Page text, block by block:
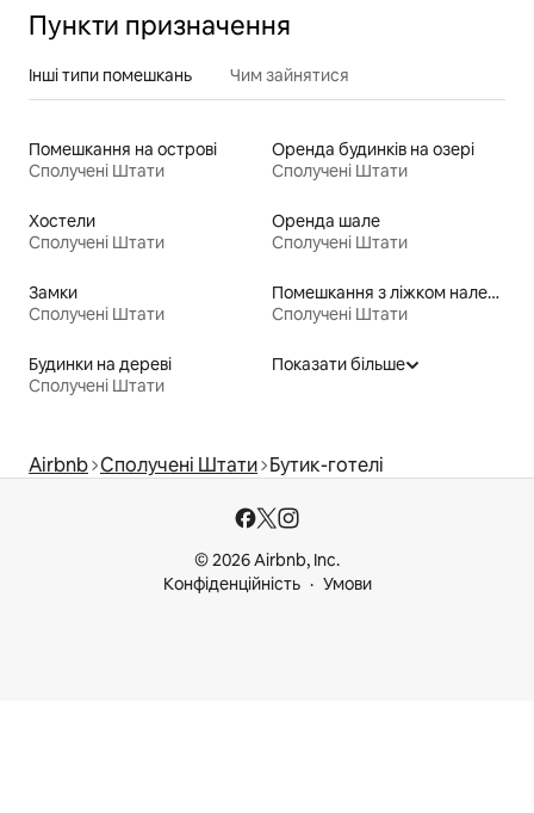
Пункти призначення
Інші типи помешкань Чим зайнятися
Помешкання на острові
Сполучені Штати
Оренда будинків на озері
Сполучені Штати
Хостели
Сполучені Штати
Оренда шале
Сполучені Штати
Замки
Сполучені Штати
Помешкання з ліжком належної висоти для людей з особливими потребами
Сполучені Штати
Будинки на дереві
Сполучені Штати
Показати більше
Airbnb Сполучені Штати Бутик-готелі
© 2026 Airbnb, Inc.
Конфіденційність
Умови